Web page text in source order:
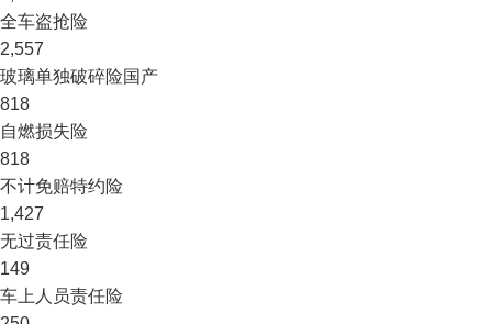
全车盗抢险
2,557
玻璃单独破碎险国产
818
自燃损失险
818
不计免赔特约险
1,427
无过责任险
149
车上人员责任险